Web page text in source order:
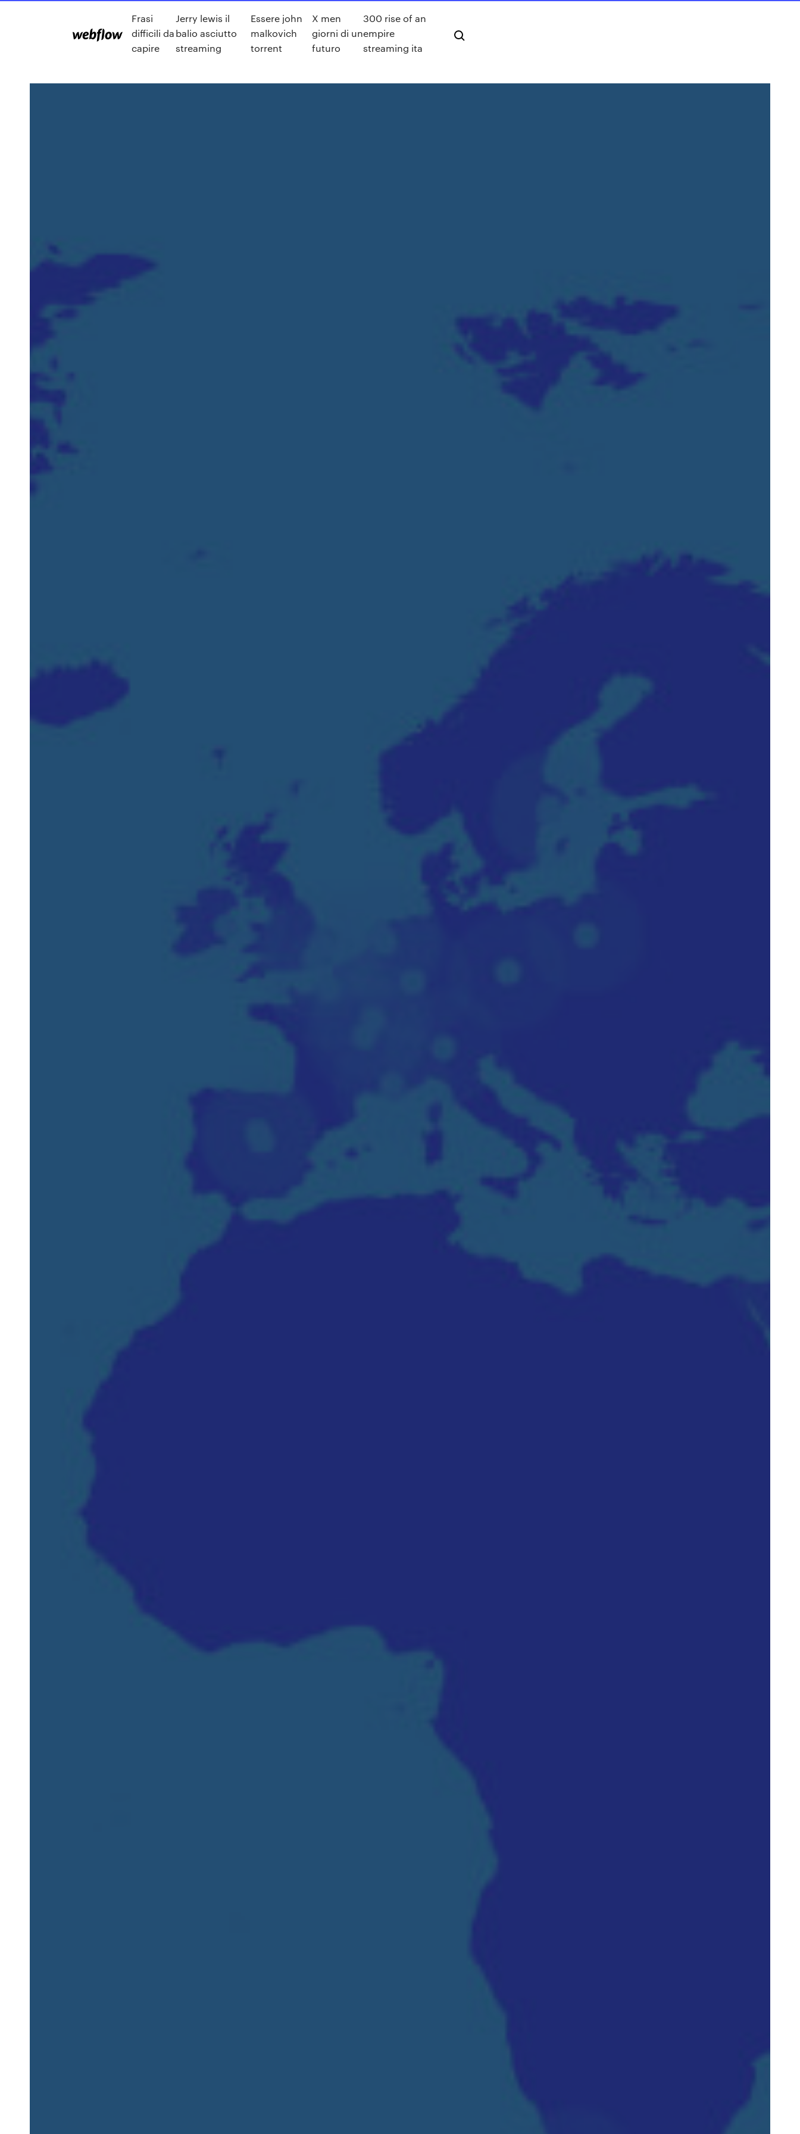
Frasi
difficili da
capire
Jerry lewis il
balio asciutto
streaming
Essere john
malkovich
torrent
X men
giorni di un
futuro
300 rise of an
empire
streaming ita